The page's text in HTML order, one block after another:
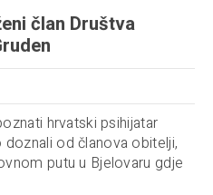
član Društva
hrvatski psihijatar
od članova obitelji,
putu u Bjelovaru gdje